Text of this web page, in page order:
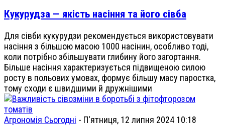
Кукурудза — якість насіння та його сівба
Для сівби кукурудзи рекомендується використовувати
насіння з більшою масою 1000 насінин, особливо тоді,
коли потрібно збільшувати глибину його загортання.
Більше насіння характеризується підвищеною силою
росту в польових умовах, формує більшу масу паростка,
тому сходи є швидшими й дружнішими
Агрономія Сьогодні - П'ятниця, 12 липня 2024 10:18